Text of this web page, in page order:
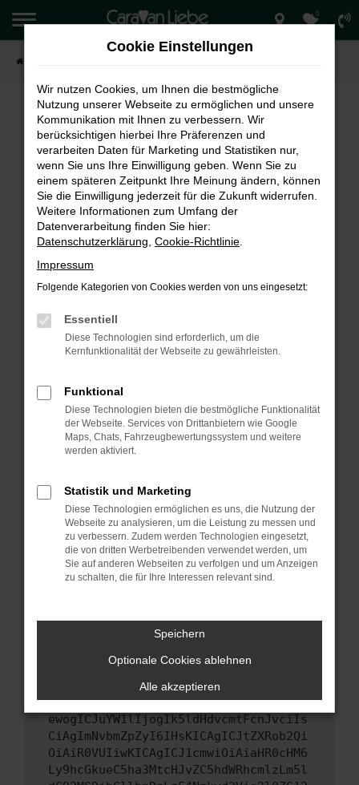
Zum
Hauptinhalt
springen
0
FEHLER: NETWORK ERROR
Beim Laden ist ein Fehler aufgetreten.
Hier sind ein paar Tipps, die dir helfen können:
Überprüfe deine Firewall und deine
Internetverbindung.
Laden andere Webseiten, zum Beispiel deine
Suchmaschine?
Prüfe deine Browsererweiterungen.
können das Laden bestimmter Seiten
verhindern. Funktioniert die Seite in einem
Starte dein Gerät neu.
Das kann manchmal helfen, vorübergehende
Probleme zu beheben.
sind.
Veraltete Software birgt nicht nur ein
Sicherheitsrisiko, sondern kann auch dazu
führen, dass bestimmte Funktionen nicht mehr
unterstützt werden.
hast, kontaktiere uns bitte. Wir werden
uns diesen Text schicken, um uns bei der
Fehlersuche zu unterstützen:
ewogICJuYW1lIjogIk5ldHdvcmtFcnJvciIs
CiAgImNvbmZpZyI6IHsKICAgICJtZXRob2Qi
OiAiR0VUIiwKICAgICJ1cmwiOiAiaHR0cHM6
Ly9hcGkueC5ha3MtcHJvZC5hdWRhcmlzLm5l
Cookie Einstellungen
Wir nutzen Cookies, um Ihnen die bestmögliche
Nutzung unserer Webseite zu ermöglichen und unsere
Kommunikation mit Ihnen zu verbessern. Wir
berücksichtigen hierbei Ihre Präferenzen und
verarbeiten Daten für Marketing und Statistiken nur,
wenn Sie uns Ihre Einwilligung geben. Wenn Sie zu
einem späteren Zeitpunkt Ihre Meinung ändern, können
Sie die Einwilligung jederzeit für die Zukunft widerrufen.
Weitere Informationen zum Umfang der
Datenverarbeitung finden Sie hier:
Datenschutzerklärung Cookie-Richtlinie
Impressum
Folgende Kategorien von Cookies werden von uns eingesetzt:
Essentiell
Diese Technologien sind erforderlich, um die
Kernfunktionalität der Webseite zu gewährleisten.
Funktional
Diese Technologien bieten die bestmögliche Funktionalität
der Webseite. Services von Drittanbietern wie Google
Maps, Chats, Fahrzeugbewertungssystem und weitere
werden aktiviert.
Statistik und Marketing
Diese Technologien ermöglichen es uns, die Nutzung der
Webseite zu analysieren, um die Leistung zu messen und
zu verbessern. Zudem werden Technologien eingesetzt,
die von dritten Werbetreibenden verwendet werden, um
Sie auf anderen Webseiten zu verfolgen und um Anzeigen
zu schalten, die für Ihre Interessen relevant sind.
Speichern
Optionale Cookies ablehnen
Alle akzeptieren